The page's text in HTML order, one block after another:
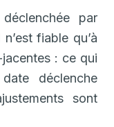
par
fiable qu’à
: ce qui
déclenche
sont